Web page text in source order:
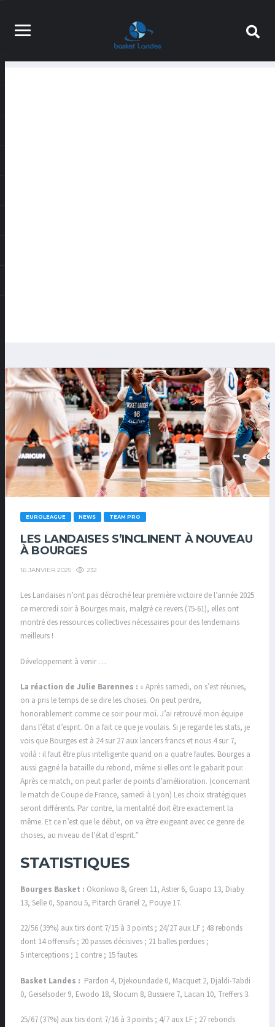
EUROLEAGUE NEWS TEAM PRO
LES LANDAISES S’INCLINENT À NOUVEAU
À BOURGES
16 JANVIER 2025 232
Les Landaises n’ont pas décroché leur première victoire de l’année 2025
ce mercredi soir à Bourges mais, malgré ce revers (75-61), elles ont
montré des ressources collectives nécessaires pour des lendemains
meilleurs !
Développement à venir …
La réaction de Julie Barennes : « Après samedi, on s’est réunies,
on a pris le temps de se dire les choses. On peut perdre,
honorablement comme ce soir pour moi. J’ai retrouvé mon équipe
dans l’état d’esprit. On a fait ce que je voulais. Si je regarde les stats, je
vois que Bourges est à 24 sur 27 aux lancers francs et nous 4 sur 7,
voilà : il faut être plus intelligente quand on a quatre fautes. Bourges a
aussi gagné la bataille du rebond, même si elles ont le gabarit pour.
Après ce match, on peut parler de points d’amélioration. (concernant
le match de Coupe de France, samedi à Lyon) Les choix stratégiques
seront différents. Par contre, la mentalité doit être exactement la
même. Et ce n’est que le début, on va être exigeant avec ce genre de
choses, au niveau de l’état d’esprit.”
STATISTIQUES
Bourges Basket : Okonkwo 8, Green 11, Astier 6, Guapo 13, Diaby
13, Selle 0, Spanou 5, Pitarch Granel 2, Pouye 17.
22/56 (39%) aux tirs dont 7/15 à 3 points ; 24/27 aux LF ; 48 rebonds
dont 14 offensifs ; 20 passes décisives ; 21 balles perdues ;
5 interceptions ; 1 contre ; 15 fautes.
Basket Landes : Pardon 4, Djekoundade 0, Macquet 2, Djaldi-Tabdi
0, Geiselsoder 9, Ewodo 18, Slocum 8, Bussiere 7, Lacan 10, Treffers 3.
25/67 (37%) aux tirs dont 7/16 à 3 points ; 4/7 aux LF ; 27 rebonds